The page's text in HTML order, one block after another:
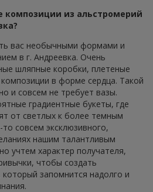
композиции из альстромерий
вас необычными формами и
в г. Андреевка. Очень
шляпные коробки, плетеные
в форме сердца. Такой
и совсем не требует вазы.
градиентные букеты, где
от светлых к более темным
то совсем эксклюзивного,
нашим талантливым
учтем характер получателя,
чтобы создать
запомнится надолго и